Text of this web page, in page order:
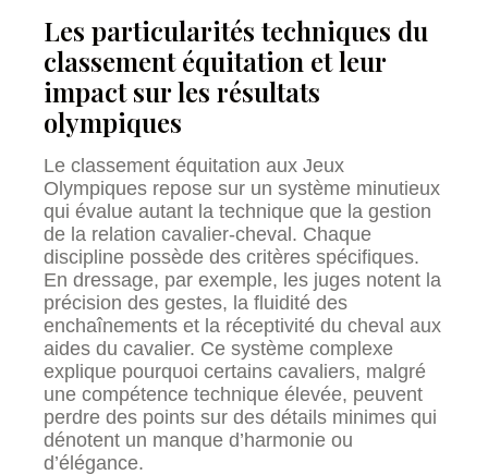
Les particularités techniques du
classement équitation et leur
impact sur les résultats
olympiques
Le classement équitation aux Jeux
Olympiques repose sur un système minutieux
qui évalue autant la technique que la gestion
de la relation cavalier-cheval. Chaque
discipline possède des critères spécifiques.
En dressage, par exemple, les juges notent la
précision des gestes, la fluidité des
enchaînements et la réceptivité du cheval aux
aides du cavalier. Ce système complexe
explique pourquoi certains cavaliers, malgré
une compétence technique élevée, peuvent
perdre des points sur des détails minimes qui
dénotent un manque d’harmonie ou
d’élégance.